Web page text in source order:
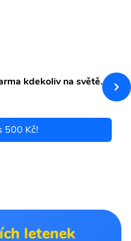
kdekoliv na světě.
500 Kč!
letenek